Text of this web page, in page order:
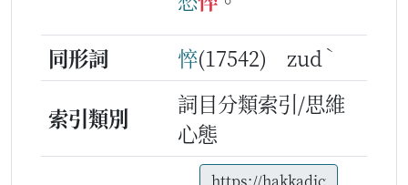
同形詞
悴(17542) zud ˋ
索引類別
詞目分類索引/思維
心態